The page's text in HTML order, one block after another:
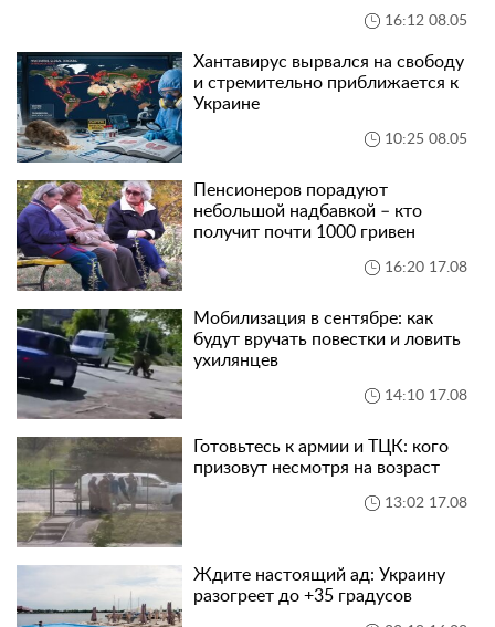
16:12 08.05
Хантавирус вырвался на свободу
и стремительно приближается к
Украине
10:25 08.05
Пенсионеров порадуют
небольшой надбавкой – кто
получит почти 1000 гривен
16:20 17.08
Мобилизация в сентябре: как
будут вручать повестки и ловить
ухилянцев
14:10 17.08
Готовьтесь к армии и ТЦК: кого
призовут несмотря на возраст
13:02 17.08
Ждите настоящий ад: Украину
разогреет до +35 градусов